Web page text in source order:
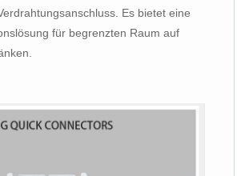
Es bietet eine
für begrenzten Raum auf